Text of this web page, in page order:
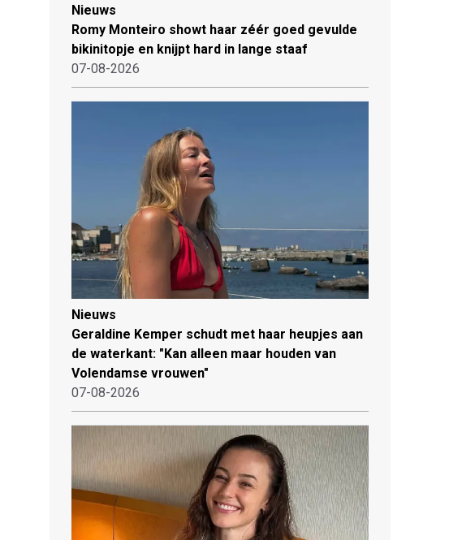
Nieuws
Romy Monteiro showt haar zéér goed gevulde
bikinitopje en knijpt hard in lange staaf
07-08-2026
Nieuws
Geraldine Kemper schudt met haar heupjes aan
de waterkant: "Kan alleen maar houden van
Volendamse vrouwen"
07-08-2026